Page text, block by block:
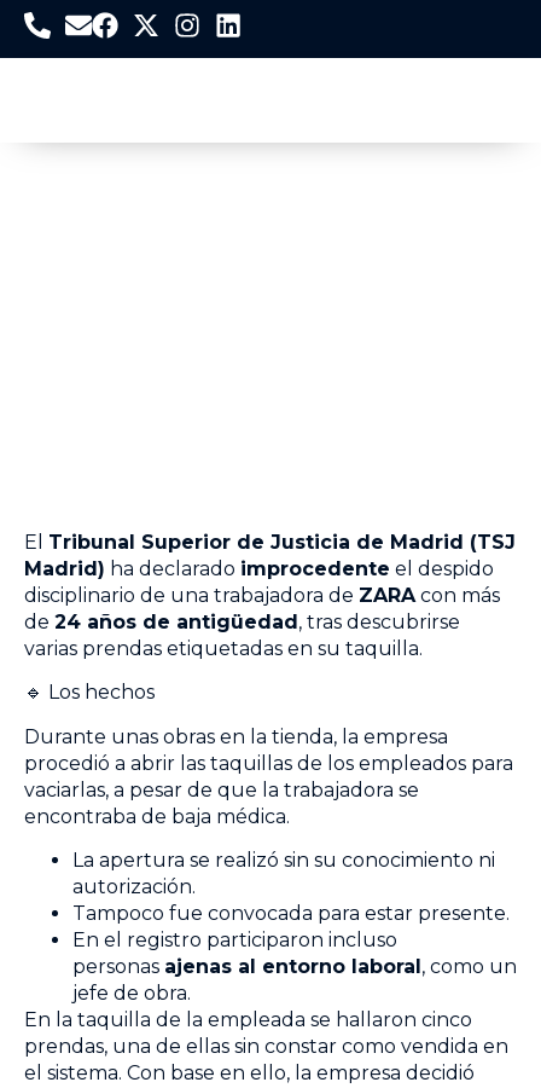
El Tribunal Superior de Justicia de Madrid (TSJ
Madrid) ha declarado improcedente el despido
disciplinario de una trabajadora de ZARAcon más
de 24 años de antigüedad, tras descubrirse
varias prendas etiquetadas en su taquilla.
🔹 Los hechos
Durante unas obras en la tienda, la empresa
procedió a abrir las taquillas de los empleados para
vaciarlas, a pesar de que la trabajadora se
encontraba de baja médica.
La apertura se realizó sin su conocimiento ni
autorización.
Tampoco fue convocada para estar presente.
En el registro participaron incluso
personas ajenas al entorno laboral , como un
jefe de obra.
En la taquilla de la empleada se hallaron cinco
prendas, una de ellas sin constar como vendida en
el sistema. Con base en ello, la empresa decidió